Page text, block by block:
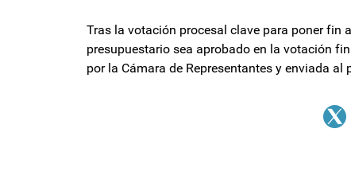
Tras la votación procesal clave para poner fin
presupuestario sea aprobado en la votación
por la Cámara de Representantes y enviada